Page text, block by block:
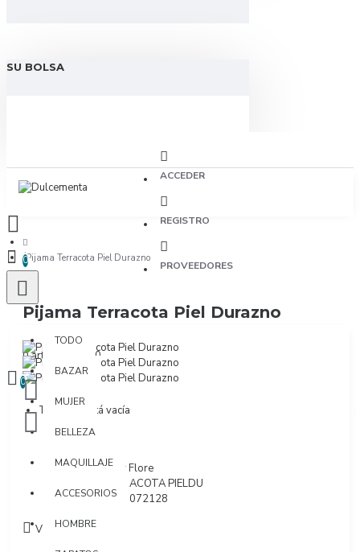
SU BOLSA
ACCEDER
REGISTRO
PROVEEDORES
0
TODO
TODO
BAZAR
MUJER
BELLEZA
MAQUILLAJE
ACCESORIOS
HOMBRE
0 artículo(s) - $0
0
Tu bolsa está vacía
Pijama Terracota Piel Durazno
Pijama Terracota Piel Durazno
Marca:Agua y Flore
TERRACOTA PIELDU
SKU:6340010072128
Visto: 56